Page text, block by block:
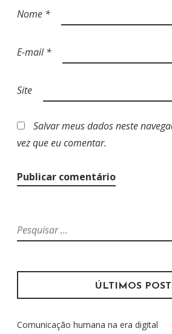
Nome *
E-mail*
Site
Salvar meus dados neste
vez que eu comentar.
P
e
q
i
a
ÚLTIMOS
Comunicação humana na era digital